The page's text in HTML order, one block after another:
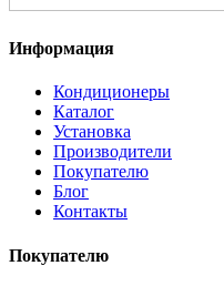
Информация
Кондиционеры
Каталог
Установка
Производители
Покупателю
Блог
Контакты
Покупателю